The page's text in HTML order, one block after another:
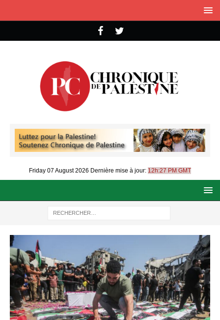
Friday 07 August 2026 Dernière mise à jour: 12h:27 PM GMT